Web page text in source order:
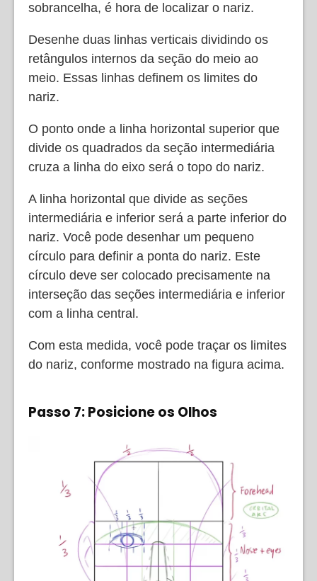
sobrancelha, é hora de localizar o nariz.
Desenhe duas linhas verticais dividindo os
retângulos internos da seção do meio ao
meio. Essas linhas definem os limites do
nariz.
O ponto onde a linha horizontal superior que
divide os quadrados da seção intermediária
cruza a linha do eixo será o topo do nariz.
A linha horizontal que divide as seções
intermediária e inferior será a parte inferior do
nariz. Você pode desenhar um pequeno
círculo para definir a ponta do nariz. Este
círculo deve ser colocado precisamente na
interseção das seções intermediária e inferior
com a linha central.
Com esta medida, você pode traçar os limites
do nariz, conforme mostrado na figura acima.
Passo 7: Posicione os Olhos